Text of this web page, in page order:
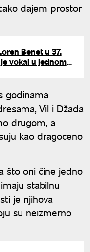
dajem prostor
Benet u 37.
vokal u jednom
godinama
Vil i Džada
drugom, a
kao dragoceno
što oni čine jedno
stabilnu
je njihova
su neizmerno